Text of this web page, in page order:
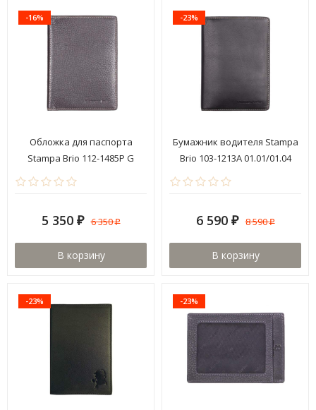
-16%
Обложка для паспорта
Stampa Brio 112-1485P G
Brown LS
5 350 ₽ 6 350₽
В корзину
-23%
Бумажник водителя Stampa
Brio 103-1213A 01.01/01.04
6 590 ₽ 8 590₽
В корзину
-23% -23%